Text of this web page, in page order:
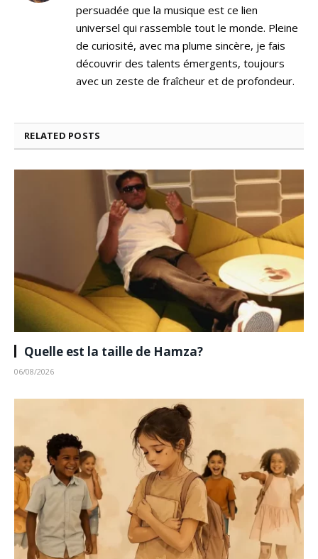
persuadée que la musique est ce lien
universel qui rassemble tout le monde. Pleine
de curiosité, avec ma plume sincère, je fais
découvrir des talents émergents, toujours
avec un zeste de fraîcheur et de profondeur.
RELATED POSTS
Quelle est la taille de Hamza?
06/08/2026